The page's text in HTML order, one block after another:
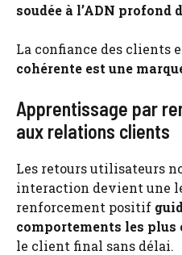
soudée à l’ADN profond
La confiance des clients
cohérente est une
Apprentissage par
aux relations clients
Les retours utilisateurs
interaction devient une
renforcement positif
comportements les plus
le client final sans délai.